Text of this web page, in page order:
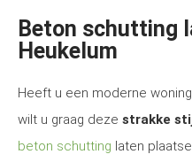
Beton schutting
Heukelum
Heeft u een moderne
wilt u graag deze strakke
beton schutting laten